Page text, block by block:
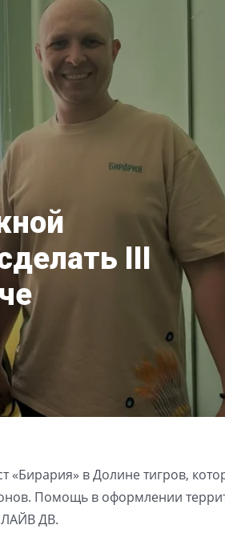
III
«Бирария» в Долине тигров,
Помощь в оформлении
ЛАЙВ ДВ.